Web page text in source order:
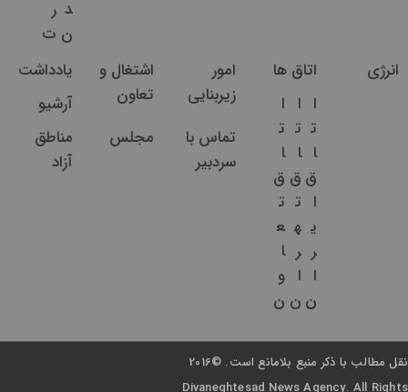
د
ن
ر
ت
انرژی
اتاق ها
ا
ت
ا
ق
ا
ی
ر
ا
ن
ا
ت
ا
ق
ت
ه
ر
ا
ن
ا
ت
ا
ق
ت
ع
ا
و
ن
امور
زیربنایی
اشتغال و
تعاون
یادداشت
آرشیو
تماس با
سردبیر
مجلس
مناطق
آزاد
نقل مطالب با ذکر منبع بلامانع است. ©2016
Divaneghtesad News Agency. All Rights